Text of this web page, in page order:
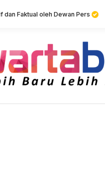
Faktual oleh Dewan Pers